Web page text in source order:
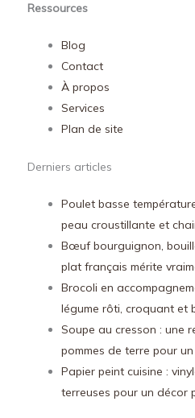
Ressources
Blog
Contact
À propos
Services
Plan de site
Derniers articles
Poulet basse
peau croustillante et
Bœuf bourguignon,
plat français mérite
Brocoli en
légume rôti, croquant et
Soupe au cresson : une
pommes de terre pour
Papier peint cuisine :
terreuses pour un décor